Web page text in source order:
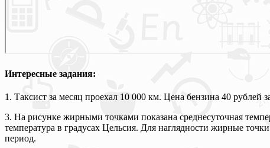
Интересные задания:
1. Таксист за месяц проехал 10 000 км. Цена бензина 40 рублей
3. На рисунке жирными точками показана среднесуточная
температура в градусах Цельсия. Для наглядности жирные
период.